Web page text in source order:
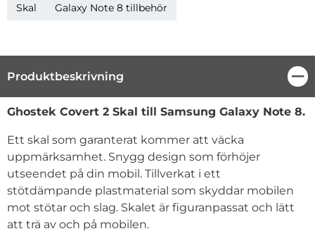
Skal Galaxy Note 8 tillbehör
Produktbeskrivning
Produktbeskrivning
Ghostek Covert 2 Skal till Samsung Galaxy Note 8.
Ett skal som garanterat kommer att väcka
uppmärksamhet. Snygg design som förhöjer
utseendet på din mobil. Tillverkat i ett
stötdämpande plastmaterial som skyddar mobilen
mot stötar och slag. Skalet är figuranpassat och lätt
att trä av och på mobilen.